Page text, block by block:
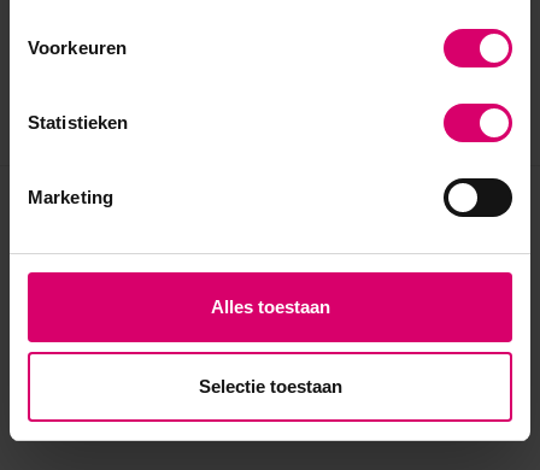
Voorkeuren
Statistieken
Marketing
Alles toestaan
Selectie toestaan
Eerder bekeken